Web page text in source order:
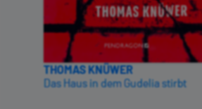
THOMAS KNÜWER
Das Haus in dem Gudelia stirbt